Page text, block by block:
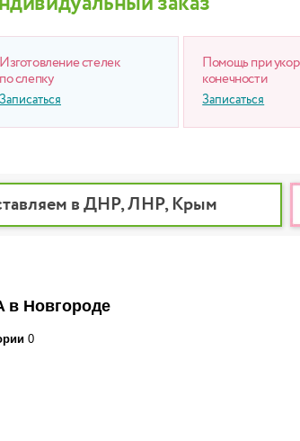
Изготовление стелек
по слепку
Записаться
Помощь при
конечности
Записаться
в ДНР, ЛНР, Крым
в Новгороде
0